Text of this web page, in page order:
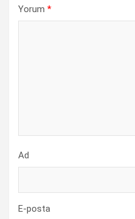
Yorum *
Ad
E-posta